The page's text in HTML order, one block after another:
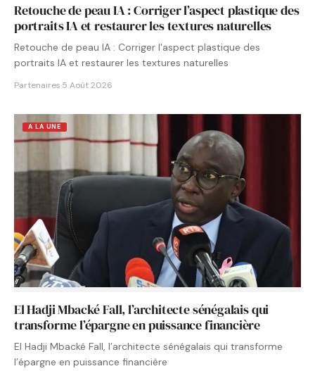
Retouche de peau IA : Corriger l’aspect plastique des
portraits IA et restaurer les textures naturelles
Retouche de peau IA : Corriger l'aspect plastique des
portraits IA et restaurer les textures naturelles
Partenaires·5 Août 2026
A LA UNE
El Hadji Mbacké Fall, l’architecte sénégalais qui
transforme l’épargne en puissance financière
El Hadji Mbacké Fall, l’architecte sénégalais qui transforme
l’épargne en puissance financière